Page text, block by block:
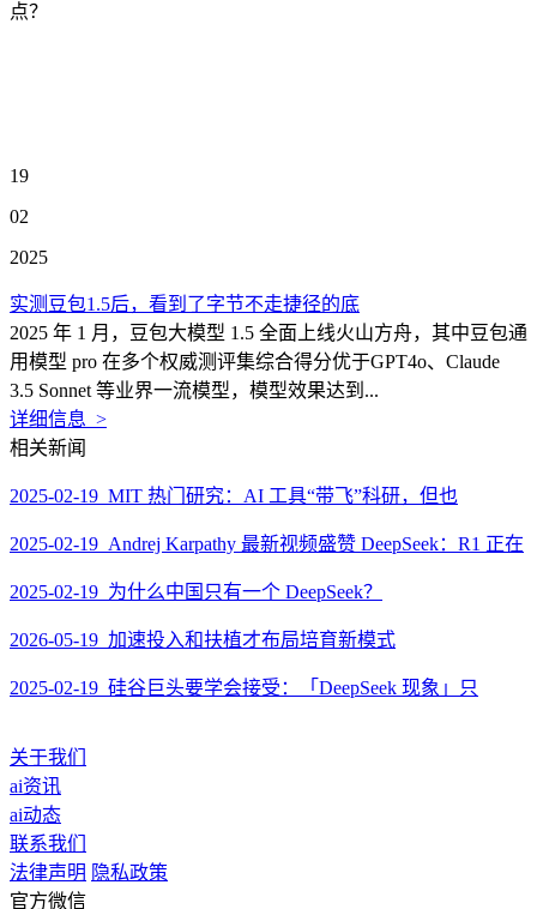
点？
19
02
2025
实测豆包1.5后，看到了字节不走捷径的底
2025 年 1 月，豆包大模型 1.5 全面上线火山方舟，其中豆包通
用模型 pro 在多个权威测评集综合得分优于GPT4o、Claude
3.5 Sonnet 等业界一流模型，模型效果达到...
详细信息 >
相关新闻
2025-02-19 MIT 热门研究：AI 工具“带飞”科研，但也
2025-02-19 Andrej Karpathy 最新视频盛赞 DeepSeek：R1 正在
2025-02-19 为什么中国只有一个 DeepSeek？
2026-05-19 加速投入和扶植才布局培育新模式
2025-02-19 硅谷巨头要学会接受：「DeepSeek 现象」只
关于我们
ai资讯
ai动态
联系我们
法律声明 隐私政策
官方微信